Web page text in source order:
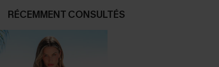
RÉCEMMENT CONSULTÉS